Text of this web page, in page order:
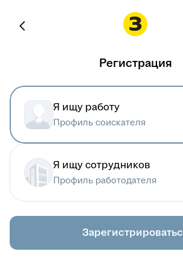
Регистрация
Я ищу работу
Профиль соискателя
Я ищу сотрудников
Профиль работодателя